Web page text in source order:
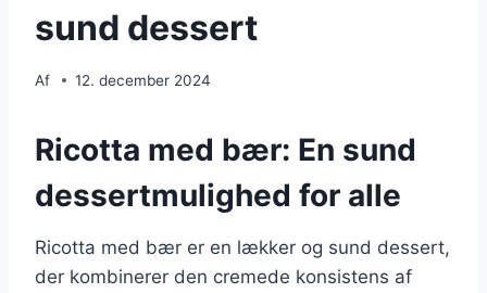
sund dessert
Af 12. december 2024
Ricotta med bær: En sund
dessertmulighed for alle
Ricotta med bær er en lækker og sund dessert,
der kombinerer den cremede konsistens af